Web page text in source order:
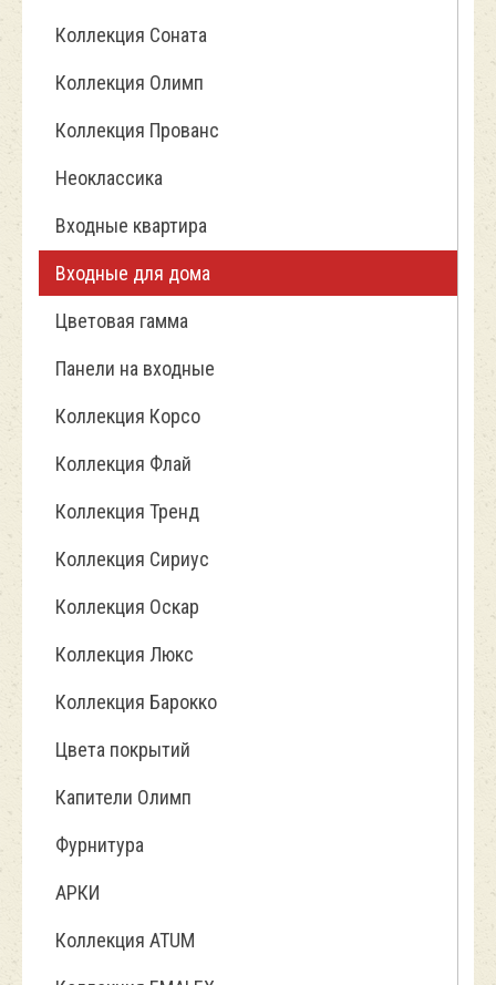
Коллекция Соната
Коллекция Олимп
Коллекция Прованс
Неоклассика
Входные квартира
Входные для дома
Цветовая гамма
Панели на входные
Коллекция Корсо
Коллекция Флай
Коллекция Тренд
Коллекция Сириус
Коллекция Оскар
Коллекция Люкс
Коллекция Барокко
Цвета покрытий
Капители Олимп
Фурнитура
АРКИ
Коллекция ATUM